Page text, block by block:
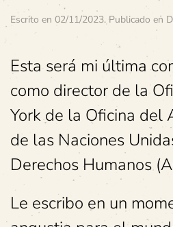
Escrito en 02/11/2023. Publicado en
Esta será mi última
como director de la
York de la Oficina del
de las Naciones
Derechos Humanos
Le escribo en un